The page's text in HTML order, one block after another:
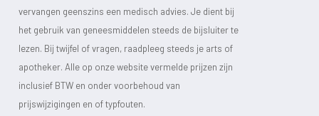
vervangen geenszins een medisch advies. Je dient bij
het gebruik van geneesmiddelen steeds de bijsluiter te
lezen. Bij twijfel of vragen, raadpleeg steeds je arts of
apotheker. Alle op onze website vermelde prijzen zijn
inclusief BTW en onder voorbehoud van
prijswijzigingen en of typfouten.